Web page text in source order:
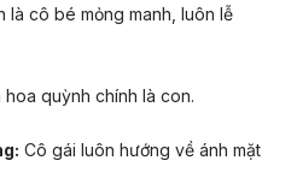
là cô bé mỏng manh, luôn lễ
hoa quỳnh chính là con.
Cô gái luôn hướng về ánh mặt